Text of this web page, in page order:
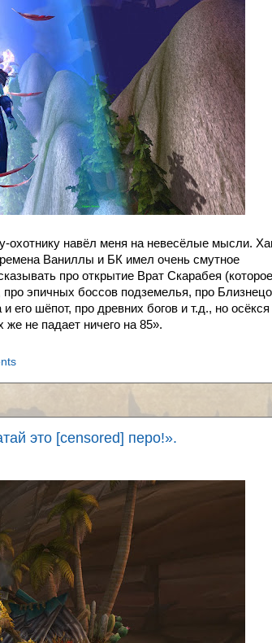
охотнику навёл меня на невесёлые мысли.
Ваниллы и БК имел очень смутное
про открытие Врат Скарабея (которое
эпичных боссов подземелья, про
его шёпот, про древних богов и т.д., но осёкся
не падает ничего на 85».
это [censored] перо!».